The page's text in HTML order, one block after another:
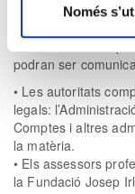
Només
Cessió de dades
podran ser
• Les autoritats
legals:
Comptes i altres
la matèria.
• Els assessors
la Fundació Josep